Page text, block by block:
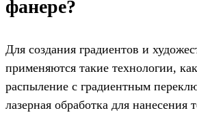
фанере?
Для создания градиентов и
применяются такие технологии,
распыление с градиентным
лазерная обработка для нанесения